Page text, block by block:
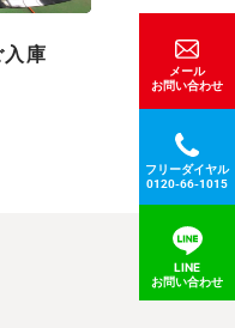
メール
お問い合わせ
フリーダイヤル
0120-66-1015
LINE
お問い合わせ
庫